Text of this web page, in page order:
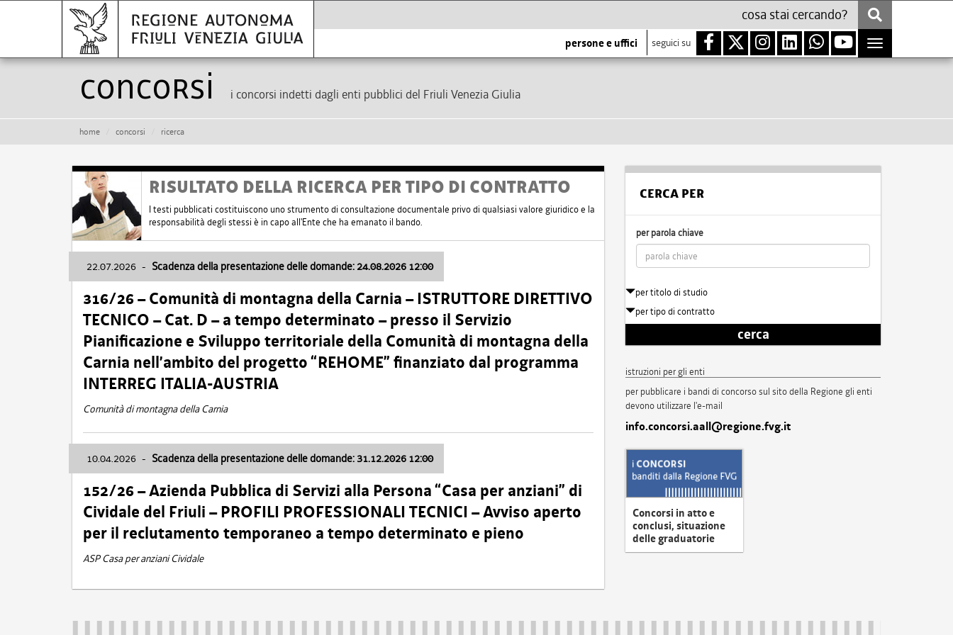
persone e uffici seguici su
Toggle
navigation
Concorsi i concorsi indetti dagli enti pubblici del Friuli Venezia Giulia
home concorsi ricerca
RISULTATO DELLA RICERCA PER TIPO DI CONTRATTO
I testi pubblicati costituiscono uno strumento di consultazione documentale privo di qualsiasi valore giuridico e la
responsabilità degli stessi è in capo all'Ente che ha emanato il bando.
22.07.2026 - Scadenza della presentazione delle domande: 24.08.2026 12:00
316/26 – Comunità di montagna della Carnia – ISTRUTTORE DIRETTIVO
TECNICO – Cat. D – a tempo determinato – presso il Servizio
Pianificazione e Sviluppo territoriale della Comunità di montagna della
Carnia nell’ambito del progetto “REHOME” finanziato dal programma
INTERREG ITALIA-AUSTRIA
Comunità di montagna della Carnia
10.04.2026 - Scadenza della presentazione delle domande: 31.12.2026 12:00
152/26 – Azienda Pubblica di Servizi alla Persona “Casa per anziani” di
Cividale del Friuli – PROFILI PROFESSIONALI TECNICI – Avviso aperto
per il reclutamento temporaneo a tempo determinato e pieno
ASP Casa per anziani Cividale
CERCA PER
per parola chiave
per titolo di studio
per tipo di contratto
cerca
istruzioni per gli enti
per pubblicare i bandi di concorso sul sito della Regione gli enti
devono utilizzare l'e-mail
info.concorsi.aall@regione.fvg.it
Concorsi in atto e
conclusi, situazione
delle graduatorie